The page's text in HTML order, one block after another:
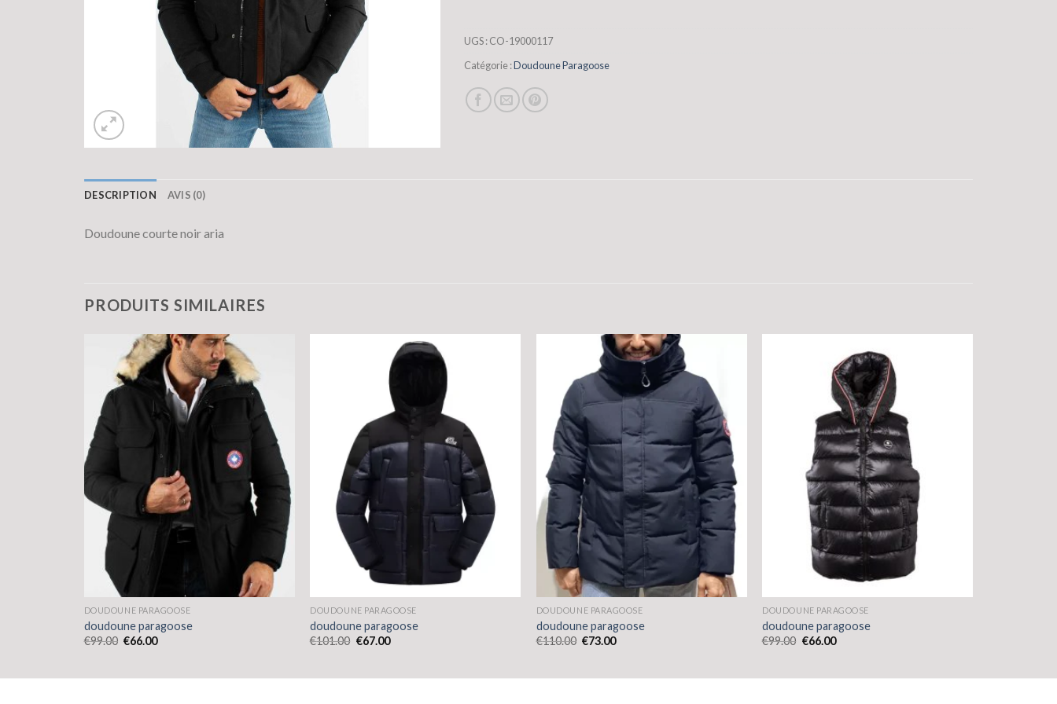
UGS :CO-19000117
Catégorie :Doudoune Paragoose
DESCRIPTION AVIS (0)
Doudoune courte noir aria
PRODUITS SIMILAIRES
DOUDOUNE PARAGOOSE
doudoune paragoose
€99.00 €66.00
DOUDOUNE PARAGOOSE
doudoune paragoose
€101.00 €67.00
DOUDOUNE PARAGOOSE
doudoune paragoose
€110.00 €73.00
DOUDOUNE PARAGOOSE
doudoune paragoose
€99.00 €66.00